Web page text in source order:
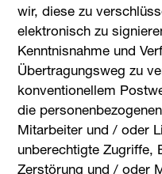
wir, diese zu
elektronisch zu
Kenntnisnahme und
Übertragungsweg zu
konventionellem
die
Mitarbeiter und / oder
unberechtigte Zugriffe,
Zerstörung und / oder